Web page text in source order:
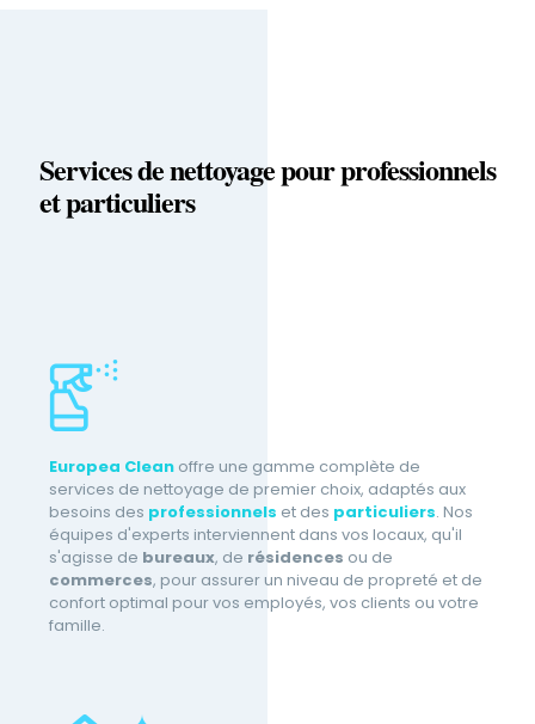
Services de nettoyage pour professionnels
et particuliers
Europea Cleanoffre une gamme complète de
services de nettoyage de premier choix, adaptés aux
besoins des professionnels et des particuliers. Nos
équipes d'experts interviennent dans vos locaux, qu'il
s'agisse de bureaux, de résidences ou de
commerces, pour assurer un niveau de propreté et de
confort optimal pour vos employés, vos clients ou votre
famille.